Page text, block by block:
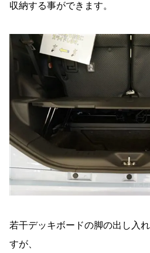
収納する事ができます。
若干デッキボードの脚の出し入
すが、